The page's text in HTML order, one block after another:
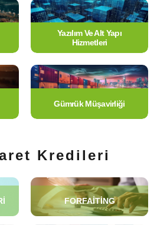
Yazılım Ve Alt Yapı
Hizmetleri
Gümrük Müşavirliği
Kredileri
FORFAITING